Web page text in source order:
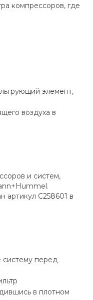
компрессоров, где
элемент,
воздуха в
и систем,
артикул C258601 в
систему перед
в плотном